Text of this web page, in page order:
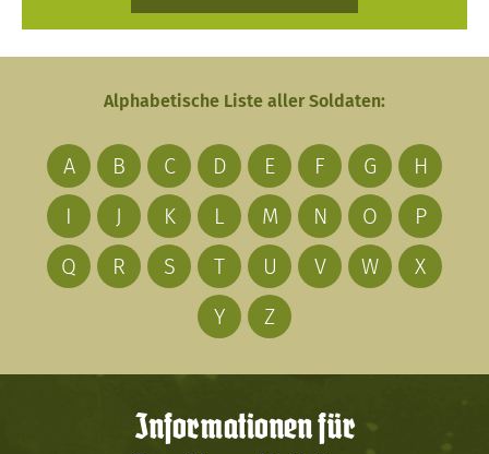
Alphabetische Liste aller Soldaten:
A B C D E F G
H
I
J K L M N O
P
Q
R S T U V W
X
Y
Z
Informationen für